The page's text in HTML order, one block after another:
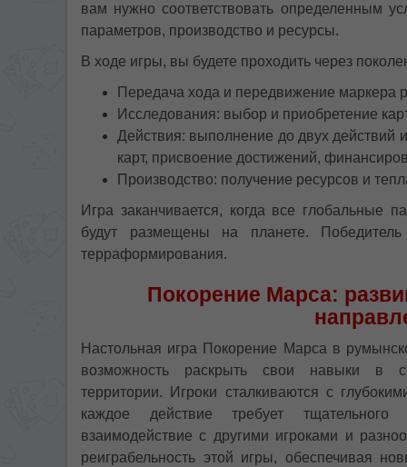
вам нужно соответствовать определенным
параметров, производство и ресурсы.
В ходе игры, вы будете проходить через
Передача хода и передвижение маркера
Исследования: выбор и приобретение
Действия: выполнение до двух действий
карт, присвоение достижений,
Производство: получение ресурсов и
Игра заканчивается, когда все глобальные
будут размещены на планете.
терраформирования.
Покорение Марса:
Настольная игра Покорение Марса в
возможность раскрыть свои навыки в
территории. Игроки сталкиваются с
каждое действие требует
взаимодействие с другими игроками и
реиграбельность этой игры, обеспечивая